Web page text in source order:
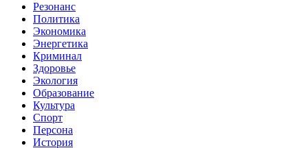
Резонанс
Политика
Экономика
Энергетика
Криминал
Здоровье
Экология
Образование
Культура
Спорт
Персона
История